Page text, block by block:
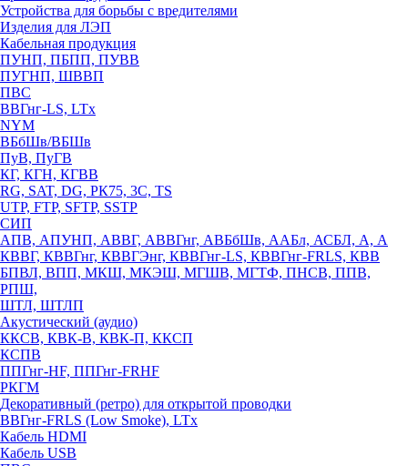
Устройства для борьбы с вредителями
Изделия для ЛЭП
Кабельная продукция
ПУНП, ПБПП, ПУВВ
ПУГНП, ШВВП
ПВС
ВВГнг-LS, LTx
NYM
ВБбШв/ВБШв
ПуВ, ПуГВ
КГ, КГН, КГВВ
RG, SAT, DG, РК75, 3С, TS
UTP, FTP, SFTP, SSTP
СИП
АПВ, АПУНП, АВВГ, АВВГнг, АВБбШв, ААБл, АСБЛ, А, А
КВВГ, КВВГнг, КВВГЭнг, КВВГнг-LS, КВВГнг-FRLS, КВВ
БПВЛ, ВПП, МКШ, МКЭШ, МГШВ, МГТФ, ПНСВ, ППВ,
РПШ,
ШТЛ, ШТЛП
Акустический (аудио)
ККСВ, КВК-В, КВК-П, ККСП
КСПВ
ППГнг-HF, ППГнг-FRHF
РКГМ
Декоративный (ретро) для открытой проводки
ВВГнг-FRLS (Low Smoke), LTx
Кабель HDMI
Кабель USB